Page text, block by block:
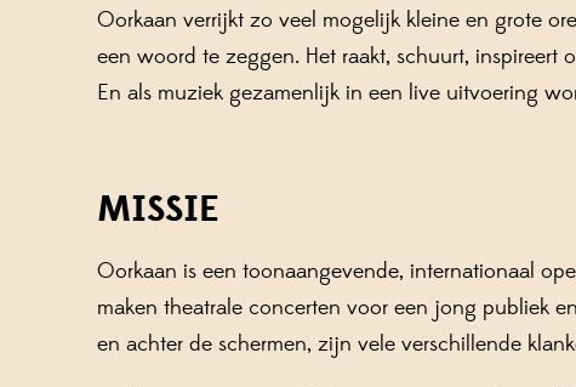
Oorkaan verrijkt zo veel mogelijk kleine en grote
een woord te zeggen. Het raakt, schuurt,
En als muziek gezamenlijk in een live uitvoering
MISSIE
Oorkaan is een toonaangevende, internationaal
maken theatrale concerten voor een jong publiek
en achter de schermen, zijn vele verschillende